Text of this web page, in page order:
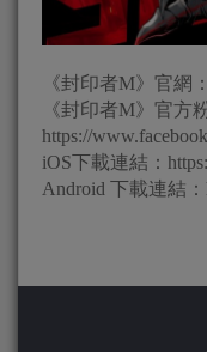
《封印者M》官網
《封印者M》官方
https://
iOS下載連結：
Android 下載連結：